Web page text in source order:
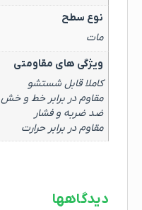
نوع سطح
مات
ویژگی های مقاومتی
کاملا قابل شستشو
مقاوم در برابر خط و خش
ضد ضربه و فشار
مقاوم در برابر حرارت
دیدگاهها